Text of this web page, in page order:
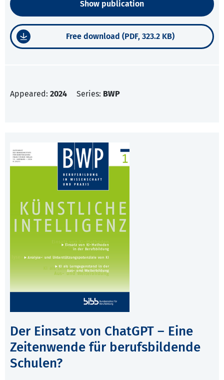
Show publication
Free download (PDF, 323.2 KB)
Appeared: 2024 Series: BWP
Der Einsatz von ChatGPT – Eine
Zeitenwende für berufsbildende
Schulen?